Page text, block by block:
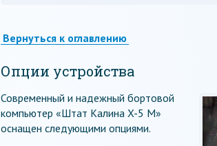
Вернуться к оглавлению
Опции устройства
Современный и надежный бортовой
компьютер «Штат Калина X-5 M»
оснащен следующими опциями.